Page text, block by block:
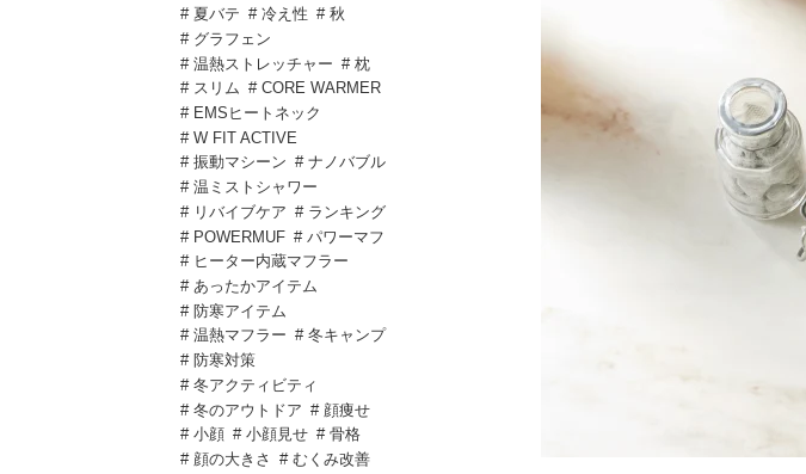
# 夏バテ # 冷え性 # 秋
# グラフェン
# 温熱ストレッチャー # 枕
# スリム # CORE WARMER
# EMSヒートネック
# W FIT ACTIVE
# 振動マシーン # ナノバブル
# 温ミストシャワー
# リバイブケア # ランキング
# POWERMUF # パワーマフ
# ヒーター内蔵マフラー
# あったかアイテム
# 防寒アイテム
# 温熱マフラー # 冬キャンプ
# 防寒対策
# 冬アクティビティ
# 冬のアウトドア # 顔痩せ
# 小顔 # 小顔見せ # 骨格
# 顔の大きさ
# むくみ改善